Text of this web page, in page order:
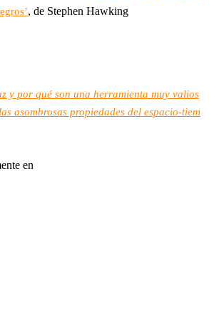
, de Stephen Hawking
y por qué son una herramienta muy valios
asombrosas propiedades del espacio-tiem
en